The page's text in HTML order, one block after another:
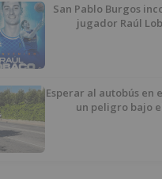
San Pablo Burgos
jugador Raúl
Esperar al autobús en
un peligro bajo